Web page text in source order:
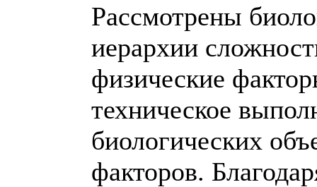
Рассмотрены
иерархии
физические
техническое
биологических
факторов.